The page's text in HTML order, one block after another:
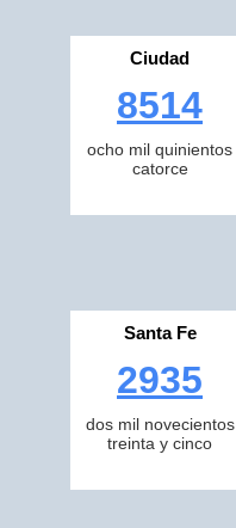
Ciudad
8514
ocho mil quinientos
catorce
Santa Fe
2935
dos mil novecientos
treinta y cinco